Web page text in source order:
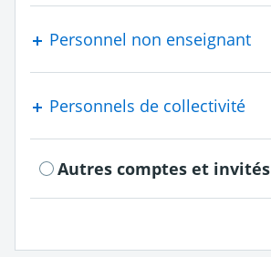
Personnel non enseignant
Personnels de collectivité
Autres comptes et invités